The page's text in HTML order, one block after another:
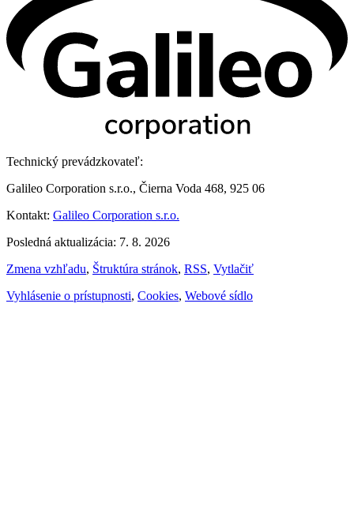
Technický prevádzkovateľ:
Galileo Corporation s.r.o., Čierna Voda 468, 925 06
Kontakt: Galileo Corporation s.r.o.
Posledná aktualizácia: 7. 8. 2026
Zmena vzhľadu, Štruktúra stránok, RSS, Vytlačiť
Vyhlásenie o prístupnosti, Cookies, Webové sídlo